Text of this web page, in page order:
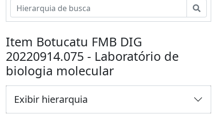
Item Botucatu FMB DIG
20220914.075 - Laboratório de
biologia molecular
Exibir hierarquia